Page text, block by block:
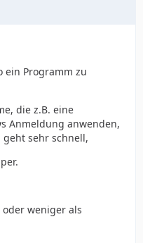
ein Programm zu
die z.B. eine
Anmeldung anwenden,
sehr schnell,
weniger als